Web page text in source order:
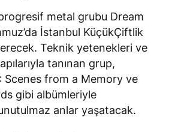
metal grubu Dream
İstanbul KüçükÇiftlik
Teknik yetenekleri ve
tanınan grup,
Scenes from a Memory ve
gibi albümleriyle
anlar yaşatacak.